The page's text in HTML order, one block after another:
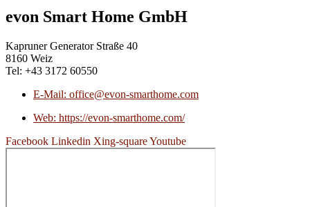
evon Smart Home GmbH
Kapruner Generator Straße 40
8160 Weiz
Tel: +43 3172 60550
E-Mail: office@evon-smarthome.com
Web: https://evon-smarthome.com/
Facebook Linkedin Xing-squareYoutube